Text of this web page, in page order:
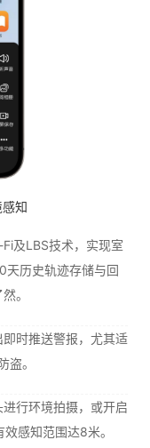
知
及LBS技术，实现室
天历史轨迹存储与回
。
时推送警报，尤其适
盗。
行环境拍摄，或开启
感知范围达8米。